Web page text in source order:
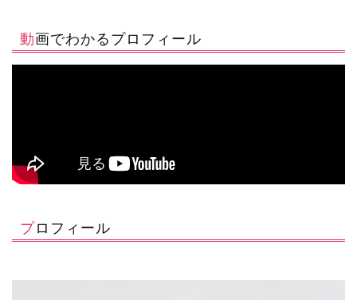
動画でわかるプロフィール
プロフィール